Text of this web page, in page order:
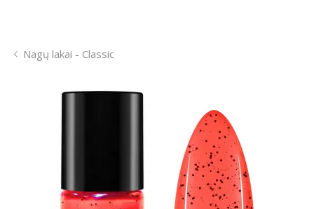
Nagų lakai - Classic